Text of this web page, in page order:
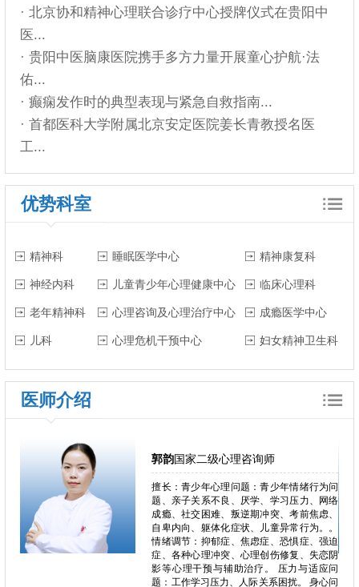
· 北京协和精神心理联合诊疗中心授牌仪式在贵阳中
医...
· 贵阳中医脑康医院携手多方力量开展童心护航·法
佑...
· 癫痫发作时的典型表现与紧急自救指南...
· 首都医科大学附属北京安定医院姜长青教授名医
工...
优势科室
精神科 睡眠医学中心 精神康复科
神经内科 儿童青少年心理健康中心 临床心理科
老年精神科 心理咨询及心理治疗中心 成瘾医学中心
儿科 心理危机干预中心 妇女精神卫生科
医师介绍
问
郭韵国家二级心理咨询师
擅长：青少年心理问题：青少年情绪行为问
题、亲子关系不良、厌学、学习压力、网络
成瘾、社交困难、叛逆期冲突、考前焦虑、
自卑内向、躯体化症状、儿童异常行为。。
情绪调节：抑郁症、焦虑症、恐惧症、强迫
症、各种心理冲突、心理创伤修复、失恋阴
影等心理干预与辅助治疗。 压力与适应问
题：工作学习压力、人际关系困扰。 身心问